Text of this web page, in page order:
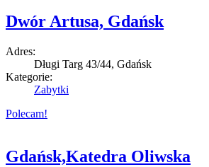
Dwór Artusa, Gdańsk
Adres:
Długi Targ 43/44, Gdańsk
Kategorie:
Zabytki
Polecam!
Gdańsk,Katedra Oliwska